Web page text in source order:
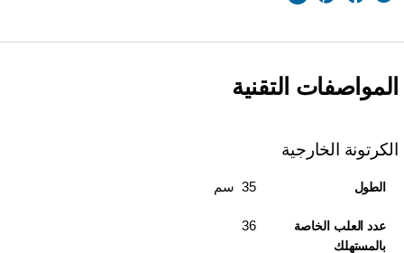
المواصفات التقنية
الكرتونة الخارجية
الطول 35 سم
عدد العلب الخاصة
بالمستهلك
36